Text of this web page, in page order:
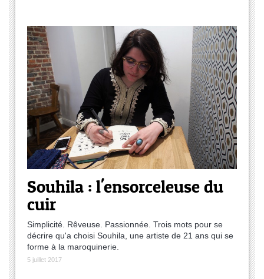
Souhila : l'ensorceleuse du
cuir
Simplicité. Rêveuse. Passionnée. Trois mots pour se
décrire qu'a choisi Souhila, une artiste de 21 ans qui se
forme à la maroquinerie.
5 juillet 2017